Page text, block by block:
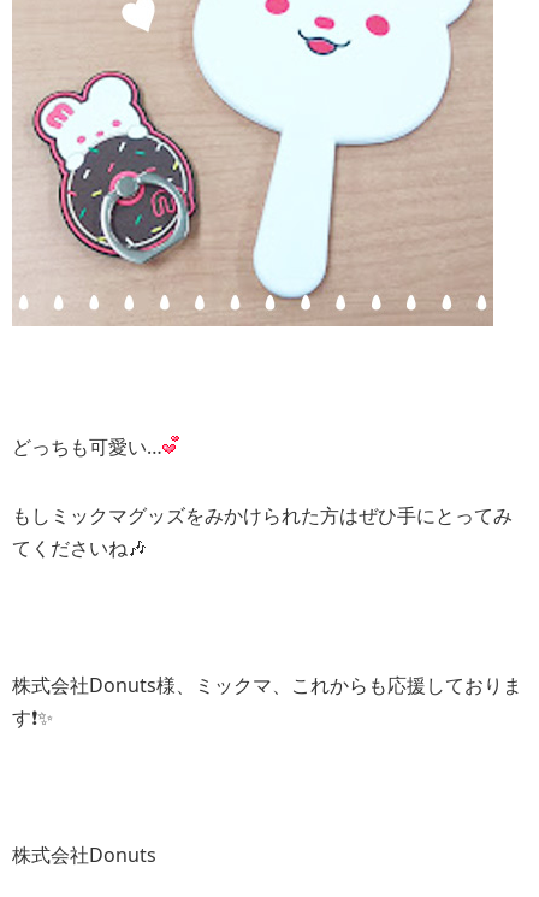
どっちも可愛い…
もしミックマグッズをみかけられた方はぜひ手にとってみ
てくださいね🎶
株式会社Donuts様、ミックマ、これからも応援しておりま
す❗️✨
株式会社Donuts